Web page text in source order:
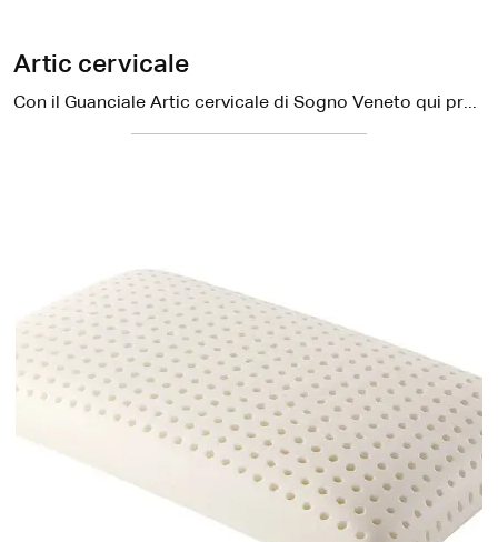
Artic cervicale
Con il Guanciale Artic cervicale di Sogno Veneto qui presente potrai favorire la distensione muscolare e anche una corretta respirazione.